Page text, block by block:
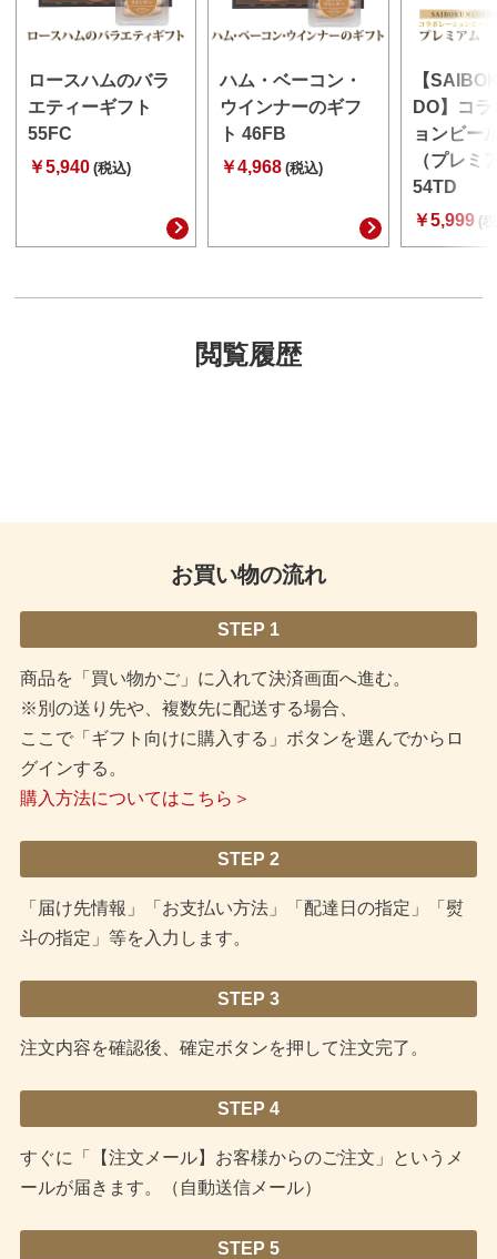
ロースハムのバラ
エティーギフト
55FC
￥5,940 (税込)
ハム・ベーコン・
ウインナーのギフ
ト 46FB
￥4,968 (税込)
【
DO】コ
ョンビー
（プレミ
54TD
￥5,999 (
閲覧履歴
お買い物の流れ
STEP 1
商品を「買い物かご」に入れて決済画面へ進む。
※別の送り先や、複数先に配送する場合、
ここで「ギフト向けに購入する」ボタンを選んでからロ
グインする。
購入方法についてはこちら＞
STEP 2
「届け先情報」「お支払い方法」「配達日の指定」「熨
斗の指定」等を入力します。
STEP 3
注文内容を確認後、確定ボタンを押して注文完了。
STEP 4
すぐに「【注文メール】お客様からのご注文」というメ
ールが届きます。（自動送信メール）
STEP 5